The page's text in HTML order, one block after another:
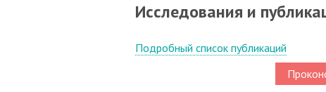
Исследования и
Подробный список публикаций